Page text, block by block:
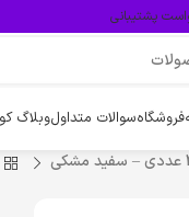
پشتیبانی
فروشگاهسوالات متداولوبلاگ